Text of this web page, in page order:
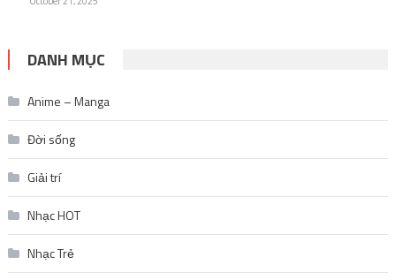
DANH MỤC
Anime – Manga
Đời sống
Giải trí
Nhạc HOT
Nhạc Trẻ